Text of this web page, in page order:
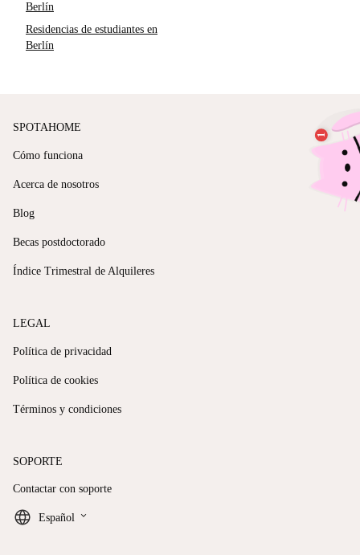
Berlín
Residencias de estudiantes en
Berlín
SPOTAHOME
Cómo funciona
Acerca de nosotros
Blog
Becas postdoctorado
Índice Trimestral de Alquileres
LEGAL
Política de privacidad
Política de cookies
Términos y condiciones
SOPORTE
Contactar con soporte
Español keyboard_arrow_down